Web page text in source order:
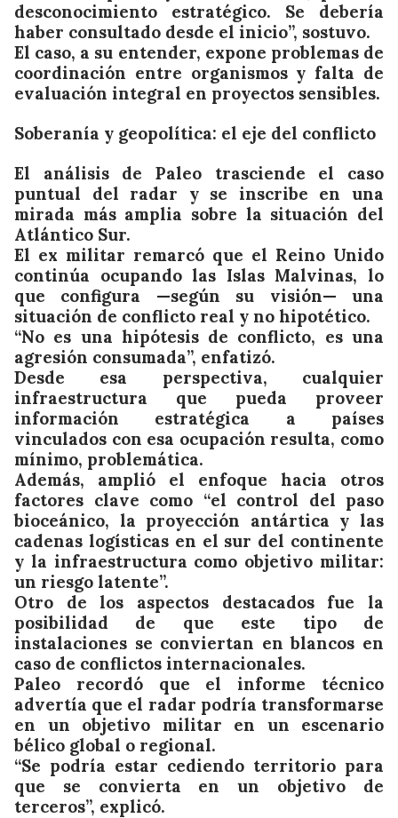
desconocimiento estratégico. Se debería
haber consultado desde el inicio”, sostuvo.
El caso, a su entender, expone problemas de
coordinación entre organismos y falta de
evaluación integral en proyectos sensibles.
Soberanía y geopolítica: el eje del conflicto
El análisis de Paleo trasciende el caso
puntual del radar y se inscribe en una
mirada más amplia sobre la situación del
Atlántico Sur.
El ex militar remarcó que el Reino Unido
continúa ocupando las Islas Malvinas, lo
que configura —según su visión— una
situación de conflicto real y no hipotético.
“No es una hipótesis de conflicto, es una
agresión consumada”, enfatizó.
Desde esa perspectiva, cualquier
infraestructura que pueda proveer
información estratégica a países
vinculados con esa ocupación resulta, como
mínimo, problemática.
Además, amplió el enfoque hacia otros
factores clave como “el control del paso
bioceánico, la proyección antártica y las
cadenas logísticas en el sur del continente
y la infraestructura como objetivo militar:
un riesgo latente”.
Otro de los aspectos destacados fue la
posibilidad de que este tipo de
instalaciones se conviertan en blancos en
caso de conflictos internacionales.
Paleo recordó que el informe técnico
advertía que el radar podría transformarse
en un objetivo militar en un escenario
bélico global o regional.
“Se podría estar cediendo territorio para
que se convierta en un objetivo de
terceros”, explicó.